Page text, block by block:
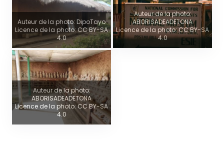
Auteur de la photo: DipoTayo
Licence de la photo: CC BY-SA
4.0
Auteur de la photo:
ABORISADEADETONA
Licence de la photo: CC BY-SA
4.0
Auteur de la photo:
ABORISADEADETONA
Licence de la photo: CC BY-SA
4.0